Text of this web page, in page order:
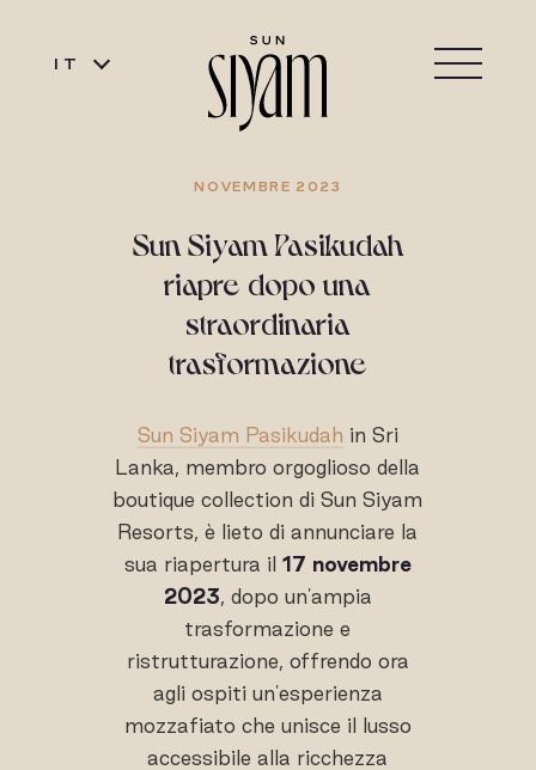
IT
NOVEMBRE 2023
Sun Siyam Pasikudah
riapre dopo una
straordinaria
trasformazione
Sun Siyam Pasikudah in Sri
Lanka, membro orgoglioso della
boutique collection di Sun Siyam
Resorts, è lieto di annunciare la
sua riapertura il 17 novembre
2023, dopo un'ampia
trasformazione e
ristrutturazione, offrendo ora
agli ospiti un'esperienza
mozzafiato che unisce il lusso
accessibile alla ricchezza